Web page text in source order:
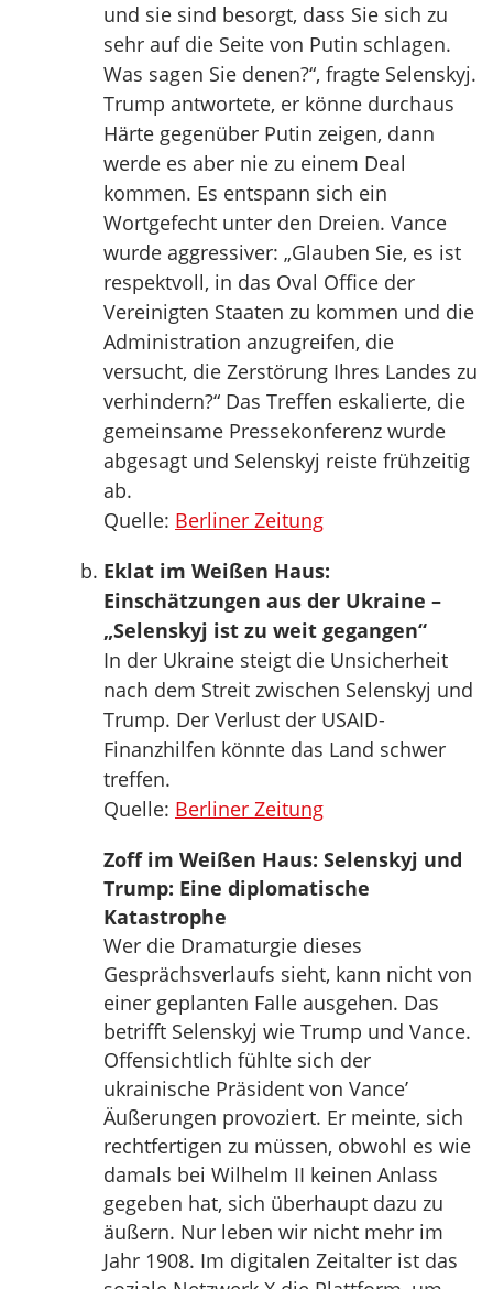
und sie sind besorgt, dass Sie sich zu
sehr auf die Seite von Putin schlagen.
Was sagen Sie denen?“, fragte Selenskyj.
Trump antwortete, er könne durchaus
Härte gegenüber Putin zeigen, dann
werde es aber nie zu einem Deal
kommen. Es entspann sich ein
Wortgefecht unter den Dreien. Vance
wurde aggressiver: „Glauben Sie, es ist
respektvoll, in das Oval Office der
Vereinigten Staaten zu kommen und die
Administration anzugreifen, die
versucht, die Zerstörung Ihres Landes zu
verhindern?“ Das Treffen eskalierte, die
gemeinsame Pressekonferenz wurde
abgesagt und Selenskyj reiste frühzeitig
ab.
Quelle: Berliner Zeitung
Eklat im Weißen Haus:
Einschätzungen aus der Ukraine –
„Selenskyj ist zu weit gegangen“
In der Ukraine steigt die Unsicherheit
nach dem Streit zwischen Selenskyj und
Trump. Der Verlust der USAID-
Finanzhilfen könnte das Land schwer
treffen.
Quelle: Berliner Zeitung
Zoff im Weißen Haus: Selenskyj und
Trump: Eine diplomatische
Katastrophe
Wer die Dramaturgie dieses
Gesprächsverlaufs sieht, kann nicht von
einer geplanten Falle ausgehen. Das
betrifft Selenskyj wie Trump und Vance.
Offensichtlich fühlte sich der
ukrainische Präsident von Vance’
Äußerungen provoziert. Er meinte, sich
rechtfertigen zu müssen, obwohl es wie
damals bei Wilhelm II keinen Anlass
gegeben hat, sich überhaupt dazu zu
äußern. Nur leben wir nicht mehr im
Jahr 1908. Im digitalen Zeitalter ist das